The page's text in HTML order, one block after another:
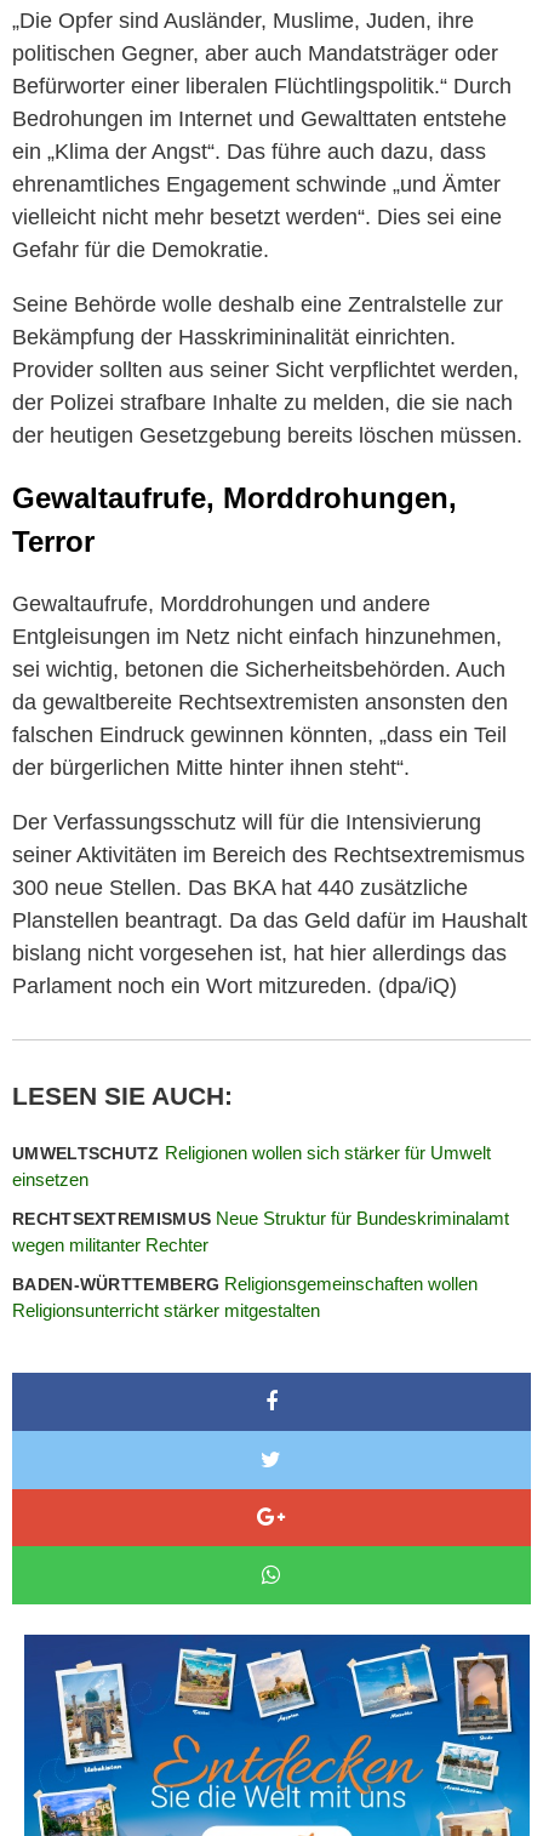
„Die Opfer sind Ausländer, Muslime, Juden, ihre
politischen Gegner, aber auch Mandatsträger oder
Befürworter einer liberalen Flüchtlingspolitik.“ Durch
Bedrohungen im Internet und Gewalttaten entstehe
ein „Klima der Angst“. Das führe auch dazu, dass
ehrenamtliches Engagement schwinde „und Ämter
vielleicht nicht mehr besetzt werden“. Dies sei eine
Gefahr für die Demokratie.
Seine Behörde wolle deshalb eine Zentralstelle zur
Bekämpfung der Hasskrimininalität einrichten.
Provider sollten aus seiner Sicht verpflichtet werden,
der Polizei strafbare Inhalte zu melden, die sie nach
der heutigen Gesetzgebung bereits löschen müssen.
Gewaltaufrufe, Morddrohungen,
Terror
Gewaltaufrufe, Morddrohungen und andere
Entgleisungen im Netz nicht einfach hinzunehmen,
sei wichtig, betonen die Sicherheitsbehörden. Auch
da gewaltbereite Rechtsextremisten ansonsten den
falschen Eindruck gewinnen könnten, „dass ein Teil
der bürgerlichen Mitte hinter ihnen steht“.
Der Verfassungsschutz will für die Intensivierung
seiner Aktivitäten im Bereich des Rechtsextremismus
300 neue Stellen. Das BKA hat 440 zusätzliche
Planstellen beantragt. Da das Geld dafür im Haushalt
bislang nicht vorgesehen ist, hat hier allerdings das
Parlament noch ein Wort mitzureden. (dpa/iQ)
LESEN SIE AUCH:
UMWELTSCHUTZ Religionen wollen sich stärker für Umwelt
einsetzen
RECHTSEXTREMISMUS Neue Struktur für Bundeskriminalamt
wegen militanter Rechter
BADEN-WÜRTTEMBERG Religionsgemeinschaften wollen
Religionsunterricht stärker mitgestalten